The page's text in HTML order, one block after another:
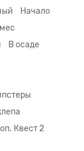
Начало
В осаде
Квест 2